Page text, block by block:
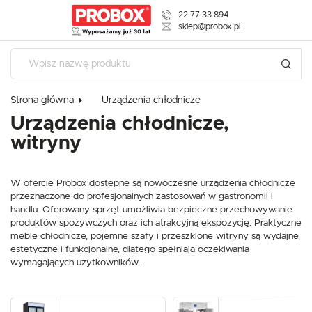
22 77 33 894
sklep@probox.pl
Strona główna Urządzenia chłodnicze
Urządzenia chłodnicze,
witryny
W ofercie Probox dostępne są nowoczesne urządzenia chłodnicze
przeznaczone do profesjonalnych zastosowań w gastronomii i
handlu. Oferowany sprzęt umożliwia bezpieczne przechowywanie
produktów spożywczych oraz ich atrakcyjną ekspozycję. Praktyczne
meble chłodnicze, pojemne szafy i przeszklone witryny są wydajne,
estetyczne i funkcjonalne, dlatego spełniają oczekiwania
wymagających użytkowników.
USTAWIENIA
Szanujemy Twoją prywatność. Możesz zmienić ustawienia
Niezbędne
Niezbędne pliki cookies służą do prawidłowego funkcjonowania strony
internetowej i umożliwiają Ci komfortowe korzystanie z oferowanych przez
nas usług.
wypełniania formularzy. Dzięki plikom cookies strona, z której korzystasz,
może działać bez zakłóceń.
USTAWIENIA REGIONALNE
Lokalizacja
Polska
polski
Waluta
ZAPISZ